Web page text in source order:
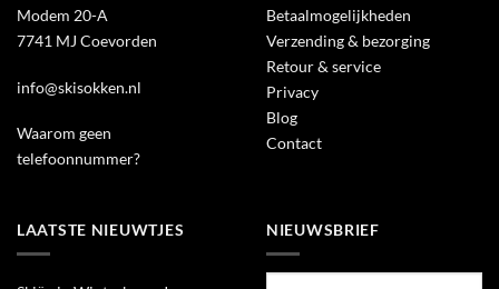
Modem 20-A
7741 MJ Coevorden
info@skisokken.nl
Waarom geen
telefoonnummer?
Betaalmogelijkheden
Verzending & bezorging
Retour & service
Privacy
Blog
Contact
LAATSTE NIEUWTJES NIEUWSBRIEF